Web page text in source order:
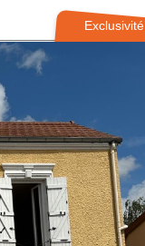
Exclusivité